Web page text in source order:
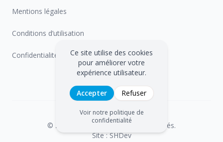
Mentions légales
Conditions d’utilisation
Confidentialité
© 2026
Inspecam. Tous droits réservés.
Site : SHDev
Ce site utilise des cookies
pour améliorer votre
expérience utilisateur.
Accepter Refuser
Voir notre politique de
confidentialité